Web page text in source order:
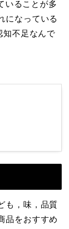
いることが多
になっている
知不足なんで
も，味，品質
品をおすすめ